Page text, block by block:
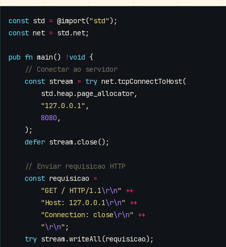
const std = @import("std");
const net = std .net;
pub fn main() ! void {
const stream = try net. tcpConnectToHost(
std .heap .page_allocator,
"127.0.0.1" ,
8080 ,
);
defer stream .close();
const requisicao =
"GET / HTTP/1.1\r\n"
++
"Host: 127.0.0.1\r\n"
++
"Connection: close\r\n"
++
"\r\n" ;
try stream .writeAll(requisicao);